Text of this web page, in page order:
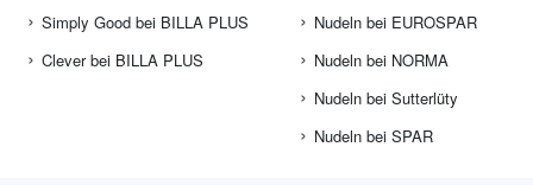
Simply Good bei BILLA PLUS
Clever bei BILLA PLUS
Nudeln bei EUROSPAR
Nudeln bei NORMA
Nudeln bei Sutterlüty
Nudeln bei SPAR